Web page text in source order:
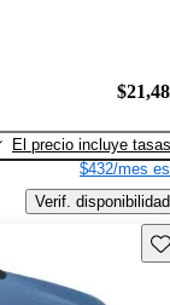
El precio incluye tasas
$432/mes
Verif. disponibilidad